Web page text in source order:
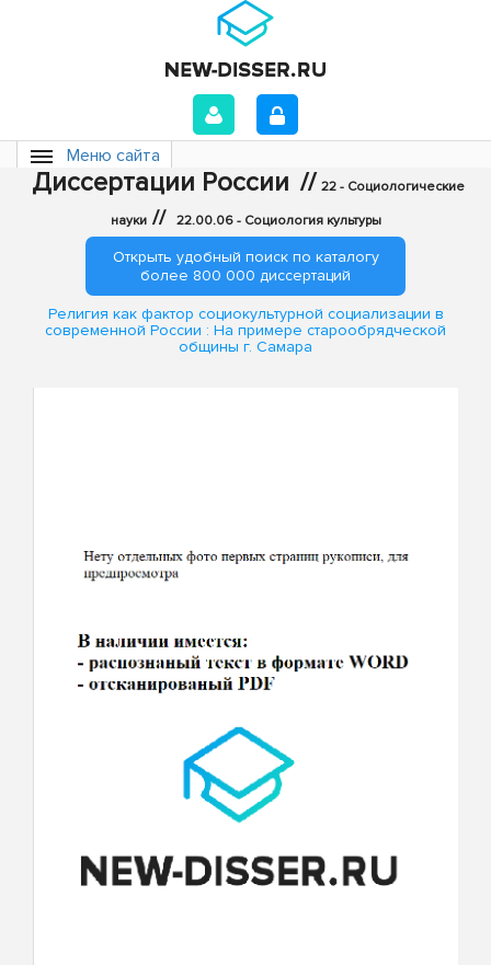
Меню сайта
Диссертации России // 22 - Социологические
науки // 22.00.06 - Социология культуры
Открыть удобный поиск по каталогу
более 800 000 диссертаций
Религия как фактор социокультурной социализации в
современной России : На примере старообрядческой
общины г. Самара